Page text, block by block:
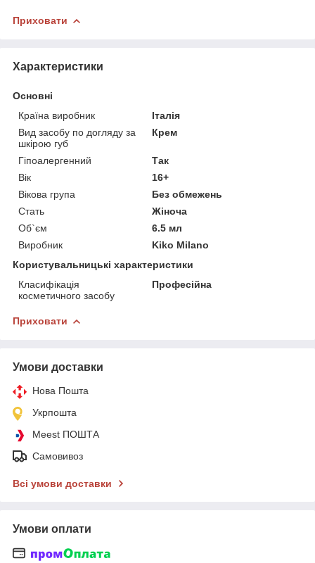
Приховати
Характеристики
Основні
Країна виробник
Італія
Вид засобу по догляду за
шкірою губ
Крем
Гіпоалергенний
Так
Вік
16+
Вікова група
Без обмежень
Стать
Жіноча
Об`єм
6.5 мл
Виробник
Kiko Milano
Користувальницькі характеристики
Класифікація
косметичного засобу
Професійна
Приховати
Умови доставки
Нова Пошта
Укрпошта
Meest ПОШТА
Самовивоз
Всі умови доставки
Умови оплати